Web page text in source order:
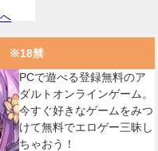
※18禁
PCで遊べる登録無料のア
ダルトオンラインゲーム。
今すぐ好きなゲームをみつ
けて無料でエロゲー三昧し
ちゃおう！